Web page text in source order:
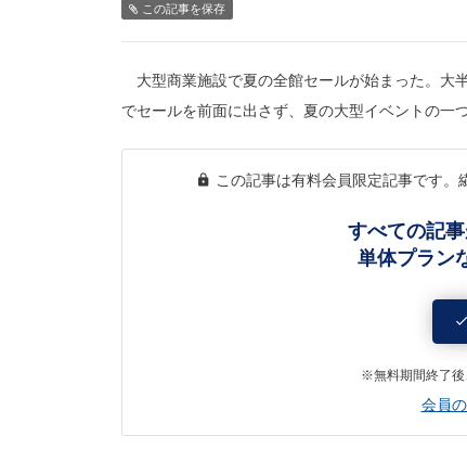
この記事を保存
大型商業施設で夏の全館セールが始まった。大
でセールを前面に出さず、夏の大型イベントの一
この記事は有料会員限定記事です。
すべての記
単体プラン
※無料期間終了後
会員